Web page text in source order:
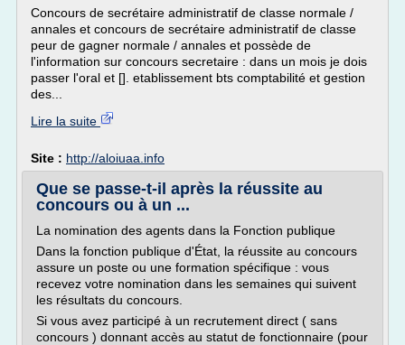
Concours de secrétaire administratif de classe normale /
annales et concours de secrétaire administratif de classe
peur de gagner normale / annales et possède de
l'information sur concours secretaire : dans un mois je dois
passer l'oral et []. etablissement bts comptabilité et gestion
des...
Lire la suite
Site : http://aloiuaa.info
Que se passe-t-il après la réussite au
concours ou à un ...
La nomination des agents dans la Fonction publique
Dans la fonction publique d'État, la réussite au concours
assure un poste ou une formation spécifique : vous
recevez votre nomination dans les semaines qui suivent
les résultats du concours.
Si vous avez participé à un recrutement direct ( sans
concours ) donnant accès au statut de fonctionnaire (pour